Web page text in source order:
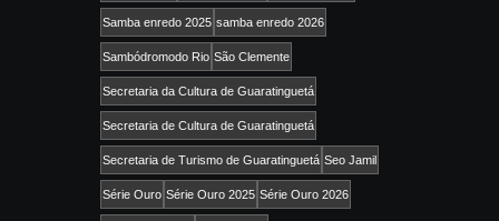
Samba enredo 2025 samba enredo 2026
Sambódromodo Rio São Clemente
Secretaria da Cultura de Guaratinguetá
Secretaria de Cultura de Guaratinguetá
Secretaria de Turismo de Guaratinguetá Seo Jamil
Série Ouro Série Ouro 2025 Série Ouro 2026